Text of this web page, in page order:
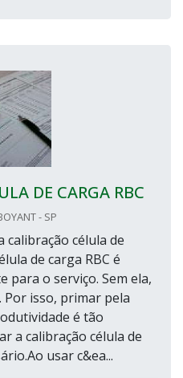
DE CARGA RBC
- SP
calibração célula de
de carga RBC é
o serviço. Sem ela,
isso, primar pela
é tão
a calibração célula de
usar c&ea...